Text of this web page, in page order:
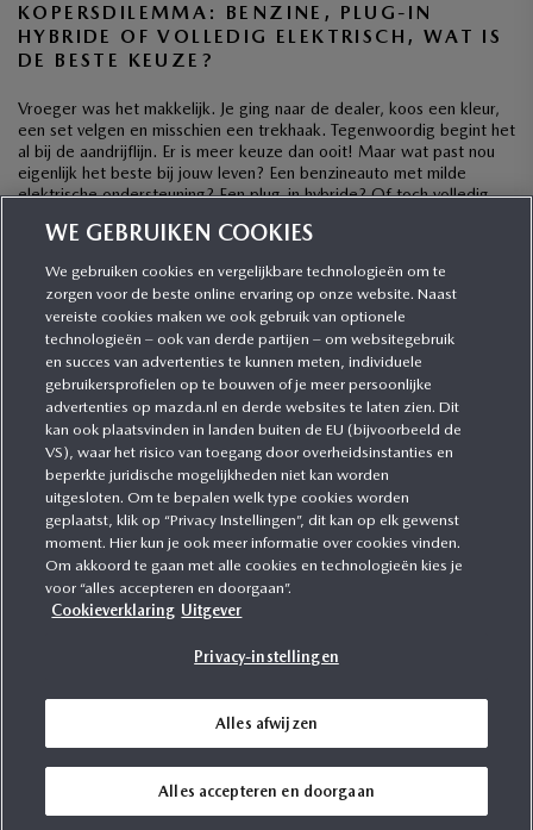
KOPERSDILEMMA: BENZINE, PLUG-IN
HYBRIDE OF VOLLEDIG ELEKTRISCH, WAT IS
DE BESTE KEUZE?
Vroeger was het makkelijk. Je ging naar de dealer, koos een kleur,
een set velgen en misschien een trekhaak. Tegenwoordig begint het
al bij de aandrijflijn. Er is meer keuze dan ooit! Maar wat past nou
eigenlijk het beste bij jouw leven? Een benzineauto met milde
elektrische ondersteuning? Een plug-in hybride? Of toch volledig
CATEGORIEËN
MEER INFORMATIE
MEER ERVAREN
Voorwaarden Privacy WLTP
WE GEBRUIKEN COOKIES
We gebruiken cookies en vergelijkbare technologieën om te
zorgen voor de beste online ervaring op onze website. Naast
vereiste cookies maken we ook gebruik van optionele
technologieën – ook van derde partijen – om websitegebruik
en succes van advertenties te kunnen meten, individuele
gebruikersprofielen op te bouwen of je meer persoonlijke
advertenties op mazda.nl en derde websites te laten zien. Dit
kan ook plaatsvinden in landen buiten de EU (bijvoorbeeld de
VS), waar het risico van toegang door overheidsinstanties en
beperkte juridische mogelijkheden niet kan worden
uitgesloten. Om te bepalen welk type cookies worden
geplaatst, klik op “Privacy Instellingen”, dit kan op elk gewenst
moment. Hier kun je ook meer informatie over cookies vinden.
Om akkoord te gaan met alle cookies en technologieën kies je
voor “alles accepteren en doorgaan”.
Cookieverklaring Uitgever
Privacy-instellingen
Alles afwijzen
Alles accepteren en doorgaan